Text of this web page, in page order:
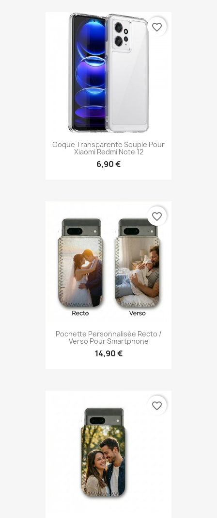
Coque Transparente Souple Pour
Xiaomi Redmi Note 12
6,90 €
favorite_border
Pochette Personnalisée Recto /
Verso Pour Smartphone
14,90 €
favorite_border
favorite_border